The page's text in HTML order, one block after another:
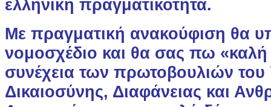
ελληνική πραγματικότητα.
Με πραγματική ανακούφιση θα
νομοσχέδιο και θα σας πω
συνέχεια των πρωτοβουλιών
Δικαιοσύνης, Διαφάνειας και